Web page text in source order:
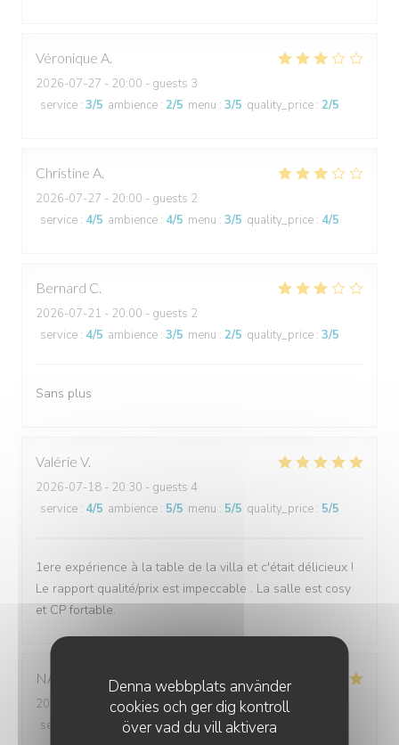
Denna webbplats använder
cookies och ger dig kontroll
över vad du vill aktivera
Véronique A
2026-07-27 - 20:00 - guests 3
service : 3/5 ambience : 2/5 menu : 3/5 quality_price : 2/5
Christine A
2026-07-27 - 20:00 - guests 2
service : 4/5 ambience : 4/5 menu : 3/5 quality_price : 4/5
Bernard C
2026-07-21 - 20:00 - guests 2
service : 4/5 ambience : 3/5 menu : 2/5 quality_price : 3/5
Sans plus
Valérie V
2026-07-18 - 20:30 - guests 4
service : 4/5 ambience : 5/5 menu : 5/5 quality_price : 5/5
1ere expérience à la table de la villa et c'était délicieux !
Le rapport qualité/prix est impeccable . La salle est cosy
et CP fortable.
NATHALIE N
2026-07-14
- 12:30 - guests 1
service
ambience:5/5 menu: 5/5 quality_price